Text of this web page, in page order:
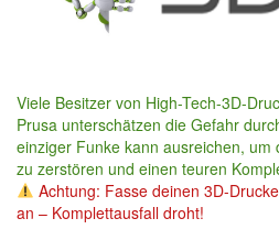
Viele Besitzer von High-Tech-3D-
Prusa unterschätzen die Gefahr
einziger Funke kann ausreichen, um
zu zerstören und einen teuren
Achtung: Fasse deinen 3D-
an – Komplettausfall droht!